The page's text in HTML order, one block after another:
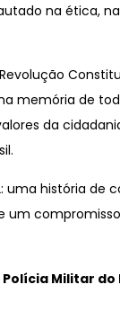
na ética,
memória de
da
uma história de
um
Polícia Militar